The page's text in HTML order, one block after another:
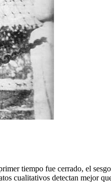
tiempo fue cerrado, el
cualitativos detectan mejor